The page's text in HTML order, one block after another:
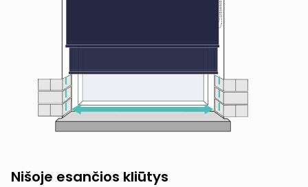
Nišoje esančios kliūtys